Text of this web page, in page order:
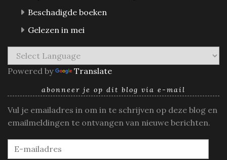
Beschadigde boeken
Gelezen in mei
Powered by Translate
abonneer je op dit blog via e-mail
Vul je emailadres in om in te schrijven op deze blog en
emailmeldingen te ontvangen van nieuwe berichten.
E-
mailadres